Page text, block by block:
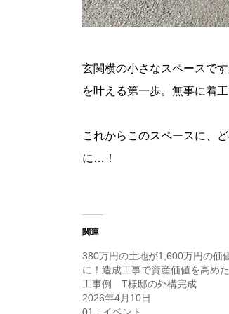
玄関横の小さなスペースで
を叶える第一歩。無事に着
これからこのスペースに、
に…！
関連
380万円の土地が1,600万円の価
に！造成工事で資産価値を高め
工事例 T様邸の外構完成
2026年4月10日